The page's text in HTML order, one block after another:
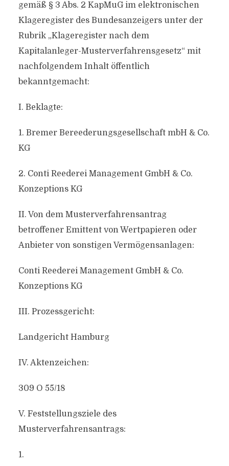
gemäß § 3 Abs. 2 KapMuG im elektronischen
Klageregister des Bundesanzeigers unter der
Rubrik „Klageregister nach dem
Kapitalanleger-Musterverfahrensgesetz“ mit
nachfolgendem Inhalt öffentlich
bekanntgemacht:
I. Beklagte:
1. Bremer Bereederungsgesellschaft mbH & Co.
KG
2. Conti Reederei Management GmbH & Co.
Konzeptions KG
II. Von dem Musterverfahrensantrag
betroffener Emittent von Wertpapieren oder
Anbieter von sonstigen Vermögensanlagen:
Conti Reederei Management GmbH & Co.
Konzeptions KG
III. Prozessgericht:
Landgericht Hamburg
IV. Aktenzeichen:
309 O 55/18
V. Feststellungsziele des
Musterverfahrensantrags:
1.